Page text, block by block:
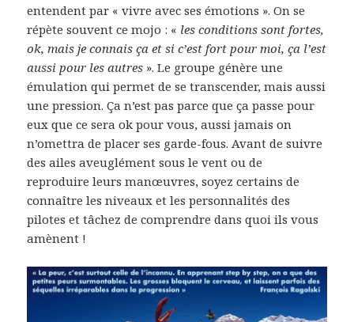
entendent par « vivre avec ses émotions ». On se
répète souvent ce mojo : « les conditions sont fortes,
ok, mais je connais ça et si c’est fort pour moi, ça l’est
aussi pour les autres ». Le groupe génère une
émulation qui permet de se transcender, mais aussi
une pression. Ça n’est pas parce que ça passe pour
eux que ce sera ok pour vous, aussi jamais on
n’omettra de placer ses garde-fous. Avant de suivre
des ailes aveuglément sous le vent ou de
reproduire leurs manœuvres, soyez certains de
connaître les niveaux et les personnalités des
pilotes et tâchez de comprendre dans quoi ils vous
amènent !